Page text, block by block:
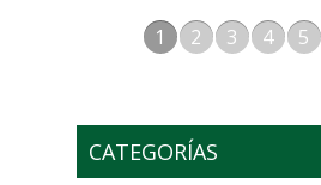
1 2 3 4 5
CATEGORÍAS